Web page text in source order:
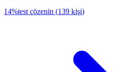
14%test çözenin (139 kişi)